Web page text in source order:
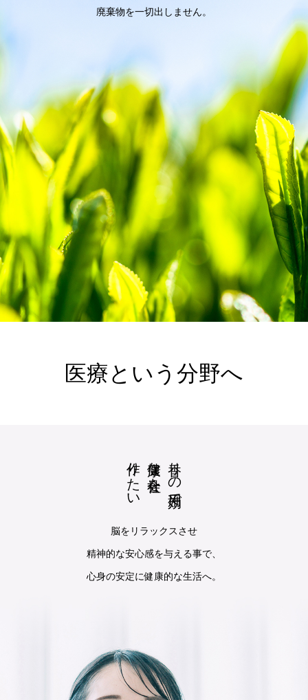
廃棄物を一切出しません。
医療という分野へ
香りの効用で
健康な社会を
作りたい
脳をリラックスさせ
精神的な安心感を与える事で、
心身の安定に健康的な生活へ。